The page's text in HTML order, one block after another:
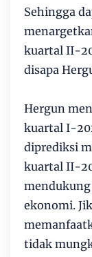
Sehingga
kuartal II-
disapa
Hergun
kuartal I-
diprediksi
kuartal II-
ekonomi.
tidak